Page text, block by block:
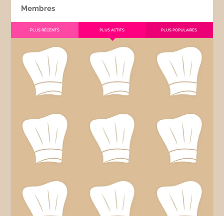
Membres
PLUS RÉCENTS PLUS ACTIFS PLUS POPULAIRES